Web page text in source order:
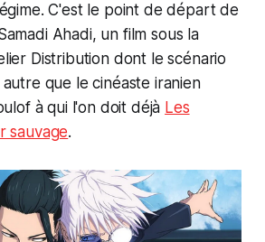
C'est le point de départ de
Ahadi, un film sous la
Distribution dont le scénario
que le cinéaste iranien
à qui l'on doit déjà Les
sauvage.